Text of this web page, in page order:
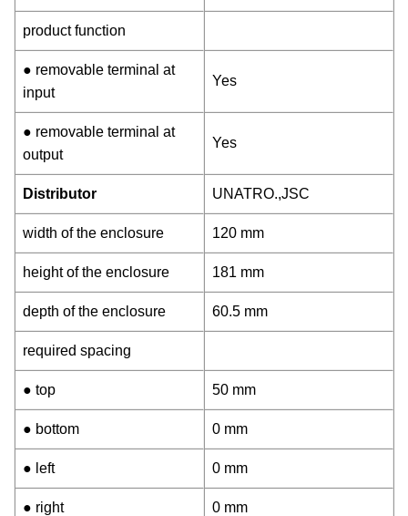
product function
● removable terminal at
input
Yes
● removable terminal at
output
Yes
Distributor UNATRO.,JSC
width of the enclosure 120 mm
height of the enclosure 181 mm
depth of the enclosure 60.5 mm
required spacing
● top 50 mm
● bottom 0 mm
● left 0 mm
● right 0 mm